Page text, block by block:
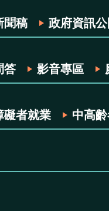
聞稿 政府資訊公
答 影音專區
礙者就業 中高